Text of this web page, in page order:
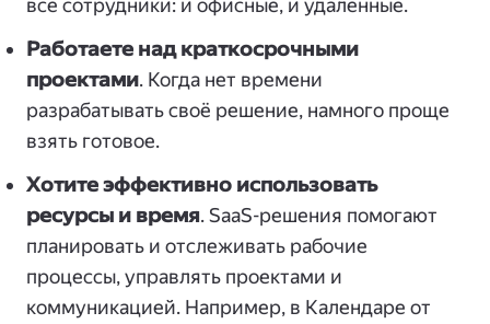
Работаете над краткосрочными
проектами. Когда нет времени
разрабатывать своё решение, намного проще
взять готовое.
Хотите эффективно использовать
ресурсы и время. SaaS-решения помогают
планировать и отслеживать рабочие
процессы, управлять проектами и
коммуникацией. Например, в Календаре от